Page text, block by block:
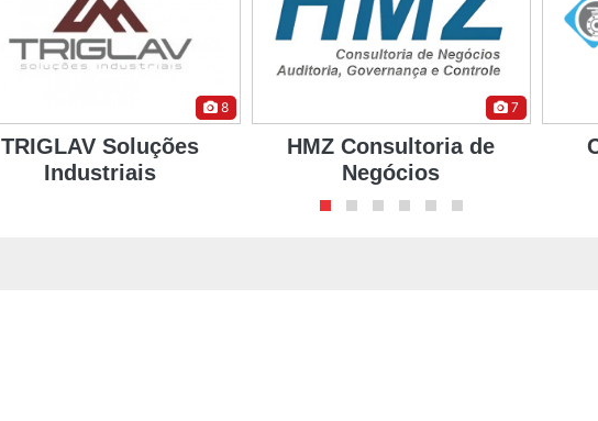
7
HMZ Consultoria de
Negócios
8
Casa das Válvulas